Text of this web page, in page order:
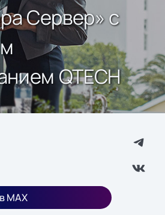
Сервер» с
QTECH
MAX